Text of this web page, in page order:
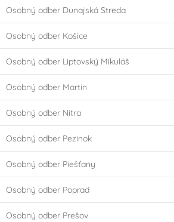
Osobný odber Dunajská Streda
Osobný odber Košice
Osobný odber Liptovský Mikuláš
Osobný odber Martin
Osobný odber Nitra
Osobný odber Pezinok
Osobný odber Piešťany
Osobný odber Poprad
Osobný odber Prešov